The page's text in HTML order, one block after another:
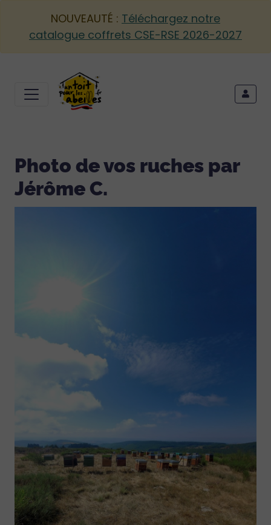
NOUVEAUTÉ : Téléchargez notre
catalogue coffrets CSE-RSE 2026-2027
Photo de vos ruches par
Jérôme C.